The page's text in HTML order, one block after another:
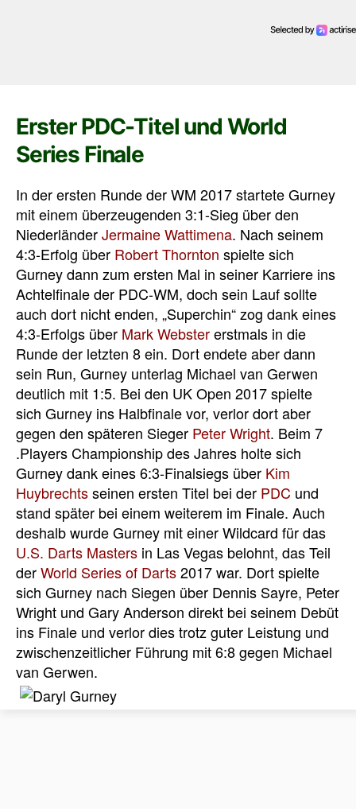
Erster PDC-Titel und World
Series Finale
In der ersten Runde der WM 2017 startete Gurney
mit einem überzeugenden 3:1-Sieg über den
NiederländerJermaine Wattimena. Nach seinem
4:3-Erfolg über Robert Thornton spielte sich
Gurney dann zum ersten Mal in seiner Karriere ins
Achtelfinale der PDC-WM, doch sein Lauf sollte
auch dort nicht enden, „Superchin“ zog dank eines
4:3-Erfolgs über Mark Webstererstmals in die
Runde der letzten 8 ein. Dort endete aber dann
sein Run, Gurney unterlag Michael van Gerwen
deutlich mit 1:5. Bei den UK Open 2017 spielte
sich Gurney ins Halbfinale vor, verlor dort aber
gegen den späteren Sieger Peter Wright. Beim 7
.Players Championship des Jahres holte sich
Gurney dank eines 6:3-Finalsiegs über Kim
Huybrechtsseinen ersten Titel bei der PDC und
stand später bei einem weiterem im Finale. Auch
deshalb wurde Gurney mit einer Wildcard für das
U.S. Darts Masters in Las Vegas belohnt, das Teil
derWorld Series of Darts2017 war. Dort spielte
sich Gurney nach Siegen über Dennis Sayre, Peter
Wright und Gary Anderson direkt bei seinem Debüt
ins Finale und verlor dies trotz guter Leistung und
zwischenzeitlicher Führung mit 6:8 gegen Michael
van Gerwen.